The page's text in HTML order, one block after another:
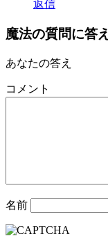
返信
魔法の質問に答
あなたの答え
コメント
名前